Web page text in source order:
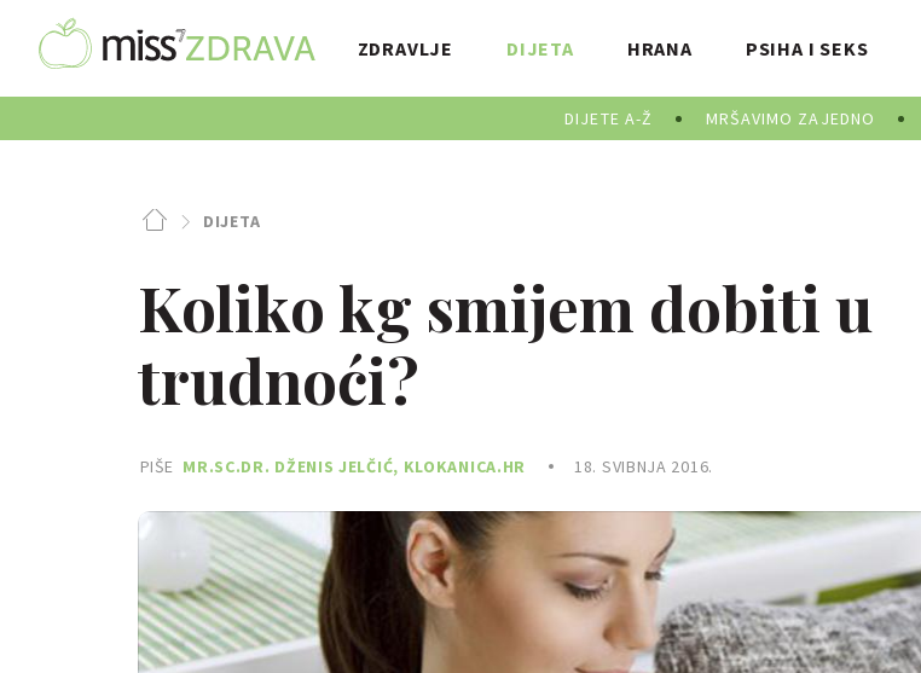
ZDRAVLJE DIJETA
DIJETE A-Ž MRŠAVIMO ZAJEDNO
HRANA PSIHA I SEKS
DIJETA
Koliko kg smijem dobiti u
trudnoći?
PIŠE MR.SC.DR. DŽENIS JELČIĆ, KLOKANICA.HR 18. SVIBNJA 2016.